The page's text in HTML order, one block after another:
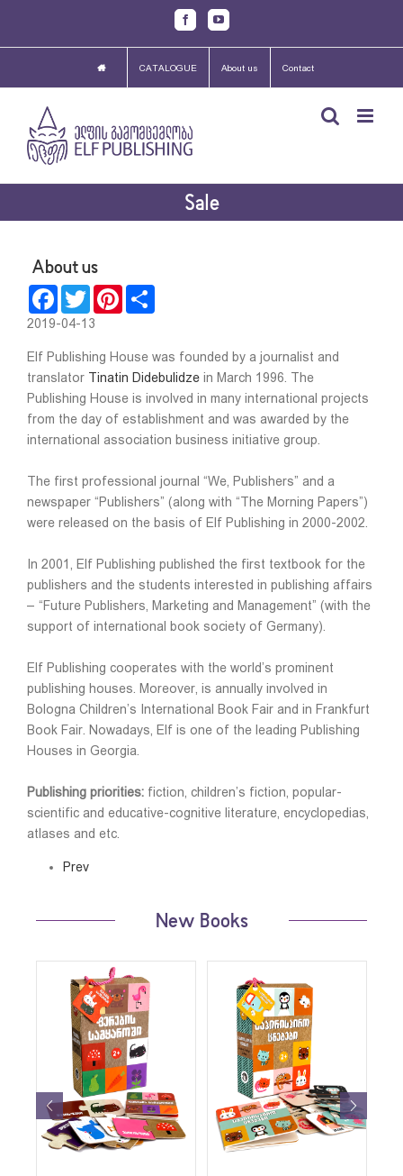
content
FacebookYoutube
CATALOGUE About us Contact
Sale
About us
Facebook
TwitterPinterest
2019-04-13
Elf Publishing House was founded by a journalist and
translator Tinatin Didebulidze in March 1996. The
Publishing House is involved in many international projects
from the day of establishment and was awarded by the
international association business initiative group.
The first professional journal “We, Publishers” and a
newspaper “Publishers” (along with “The Morning Papers”)
were released on the basis of Elf Publishing in 2000-2002.
In 2001, Elf Publishing published the first textbook for the
publishers and the students interested in publishing affairs
– “Future Publishers, Marketing and Management” (with the
support of international book society of Germany).
Elf Publishing cooperates with the world’s prominent
publishing houses. Moreover, is annually involved in
Bologna Children’s International Book Fair and in Frankfurt
Book Fair. Nowadays, Elf is one of the leading Publishing
Houses in Georgia.
Publishing priorities: fiction, children’s fiction, popular-
scientific and educative-cognitive literature, encyclopedias,
atlases and etc.
Prev
New Books